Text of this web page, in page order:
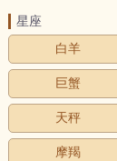
星座
白羊
巨蟹
天秤
摩羯